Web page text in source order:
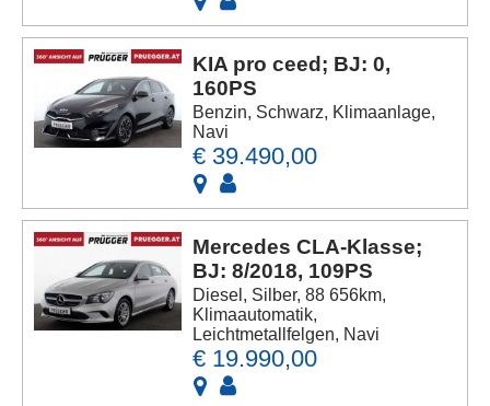
KIA pro ceed; BJ: 0,
160PS
Benzin, Schwarz, Klimaanlage,
Navi
€ 39.490,00
Mercedes CLA-Klasse;
BJ: 8/2018, 109PS
Diesel, Silber, 88 656km,
Klimaautomatik,
Leichtmetallfelgen, Navi
€ 19.990,00